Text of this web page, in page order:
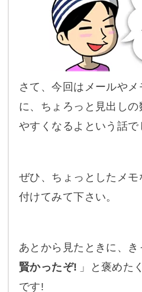
さて、今回はメールやメ
に、ちょろっと見出し
やすくなるよという話で
ぜひ、ちょっとしたメ
付けてみて下さい。
あとから見たときに、き
賢かったぞ! 」と褒めた
です!